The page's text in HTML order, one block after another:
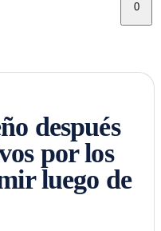
0
después
por los
luego de